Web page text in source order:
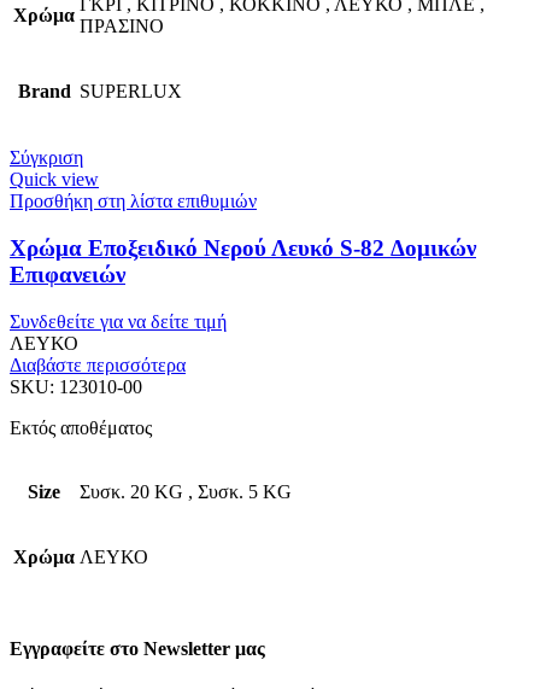
Χρώμα
ΓΚΡΙ , ΚΙΤΡΙΝΟ , ΚΟΚΚΙΝΟ , ΛΕΥΚΟ , ΜΠΛΕ ,
ΠΡΑΣΙΝΟ
Brand SUPERLUX
Σύγκριση
Quick view
Προσθήκη στη λίστα επιθυμιών
Χρώμα Εποξειδικό Νερού Λευκό S-82 Δομικών
Επιφανειών
Συνδεθείτε για να δείτε τιμή
ΛΕΥΚΟ
Διαβάστε περισσότερα
SKU: 123010-00
Εκτός αποθέματος
Size Συσκ. 20 KG , Συσκ. 5 KG
Χρώμα ΛΕΥΚΟ
Εγγραφείτε στο Newsletter μας